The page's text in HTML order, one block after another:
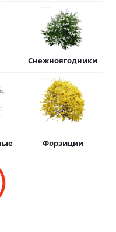
Снежноягодники
Форзиции